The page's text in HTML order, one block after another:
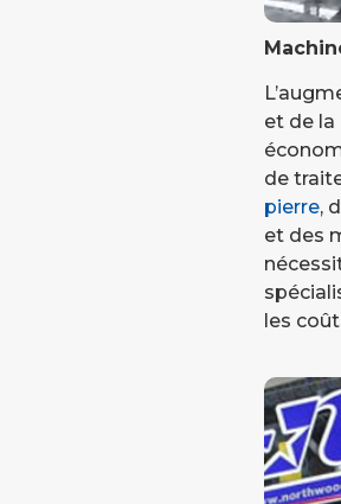
et de la
de
pierre,
et des
les